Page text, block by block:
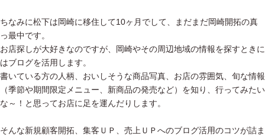
ちなみに松下は岡崎に移住して10ヶ月でして、まだまだ岡崎開拓の真
っ最中です。
お店探しが大好きなのですが、岡崎やその周辺地域の情報を探すときに
はブログを活用します。
書いている方の人柄、おいしそうな商品写真、お店の雰囲気、旬な情報
（季節や期間限定メニュー、新商品の発売など）を知り、行ってみたい
な～！と思ってお店に足を運んだりします。
そんな新規顧客開拓、集客ＵＰ、売上ＵＰへのブログ活用のコツが詰ま